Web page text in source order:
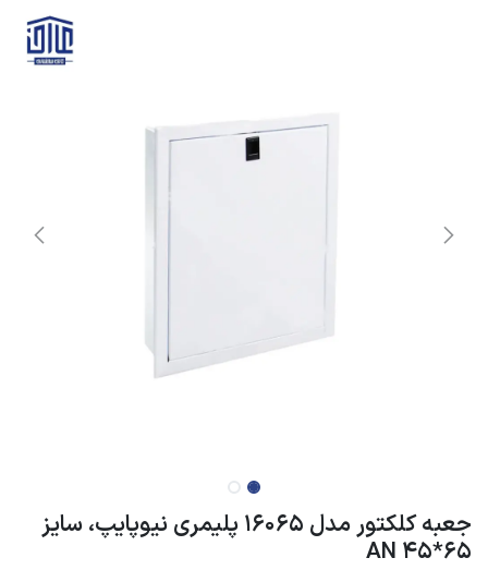
جعبه کلکتور مدل 16065 پلیمری نیوپایپ، سایز
65*45 AN